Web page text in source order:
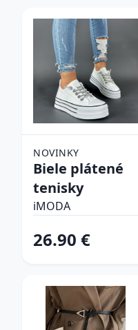
NOVINKY
Biele plátené
tenisky
iMODA
26.90 €